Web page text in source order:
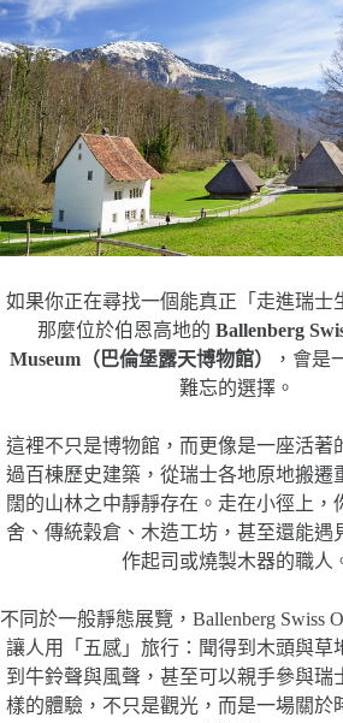
如果你正在尋找一個能真正「走進瑞士
那麼位於伯恩高地的Ballenberg
Museum（巴倫堡露天博物館）
，會是
難忘的選擇。
這裡不只是博物館，而更像是一座活著
過百棟歷史建築，從瑞士各地原地搬遷
闊的山林之中靜靜存在。走在小徑上，
舍、傳統穀倉、木造工坊，甚至還能遇
作起司或燒製木器的職人
不同於一般靜態展覽，Ballenberg Swiss
讓人用「五感」旅行：聞得到木頭與草
到牛鈴聲與風聲，甚至可以親手參與瑞
樣的體驗，不只是觀光，而是一場關於